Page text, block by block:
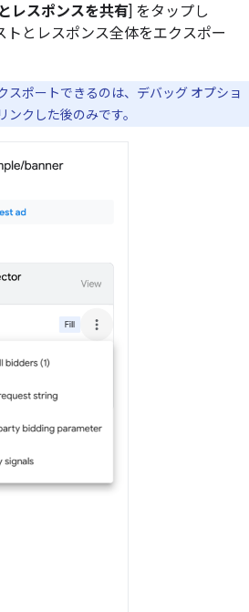
レスポンスを共有] をタップし
トとレスポンス全体をエクスポー
スポートできるのは、デバッグ オプショ
ンクした後のみです。